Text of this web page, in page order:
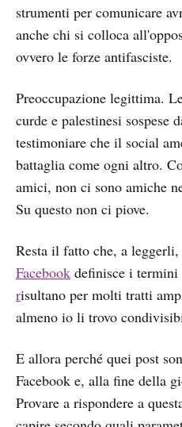
strumenti per comunicare
anche chi si colloca
ovvero le forze antifasciste.
Preoccupazione legittima.
curde e palestinesi sospese
testimoniare che il social
battaglia come ogni altro.
amici, non ci sono amiche
Su questo non ci piove.
Resta il fatto che, a
Facebook definisce i
risultano per molti tratti
almeno io li trovo
E allora perché quei post
Facebook e, alla fine della
Provare a rispondere a